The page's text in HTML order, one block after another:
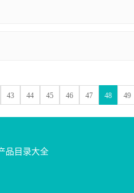
43 44 45 46 47 48 49
品目录大全